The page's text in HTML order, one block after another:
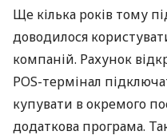
Ще кілька років тому
доводилося
компаній. Рахунок
POS-термінал
купувати в окремого
додаткова програма.